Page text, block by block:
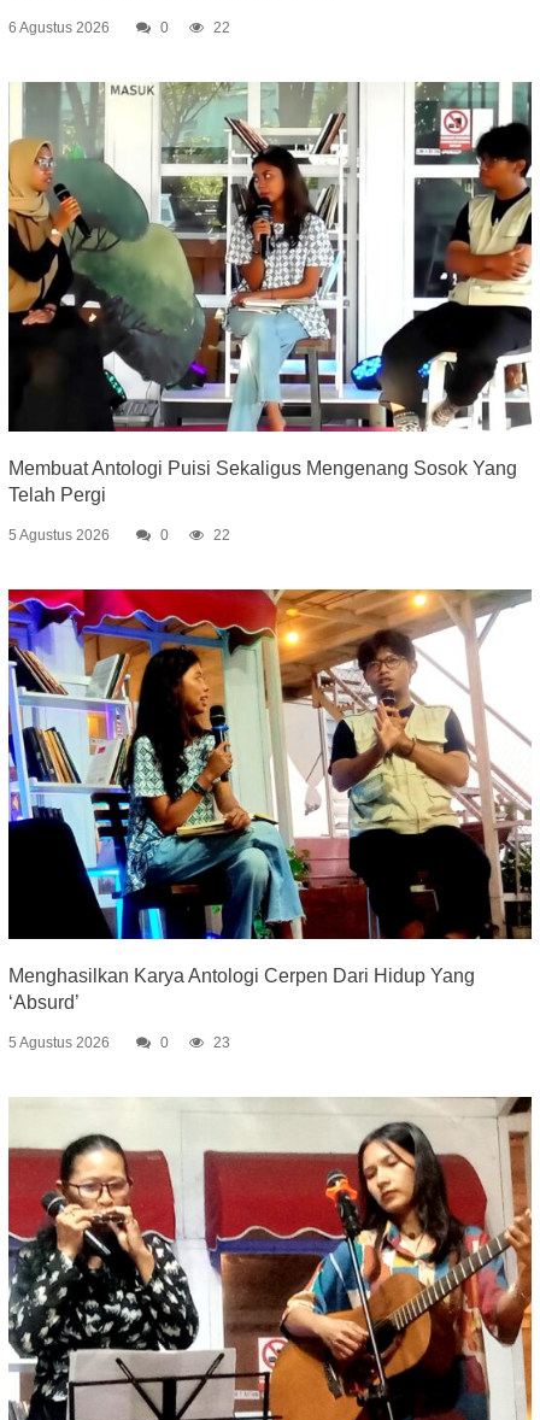
6 Agustus 2026 0 22
Membuat Antologi Puisi Sekaligus Mengenang Sosok Yang
Telah Pergi
5 Agustus 2026 0 22
Menghasilkan Karya Antologi Cerpen Dari Hidup Yang
‘Absurd’
5 Agustus 2026 0 23